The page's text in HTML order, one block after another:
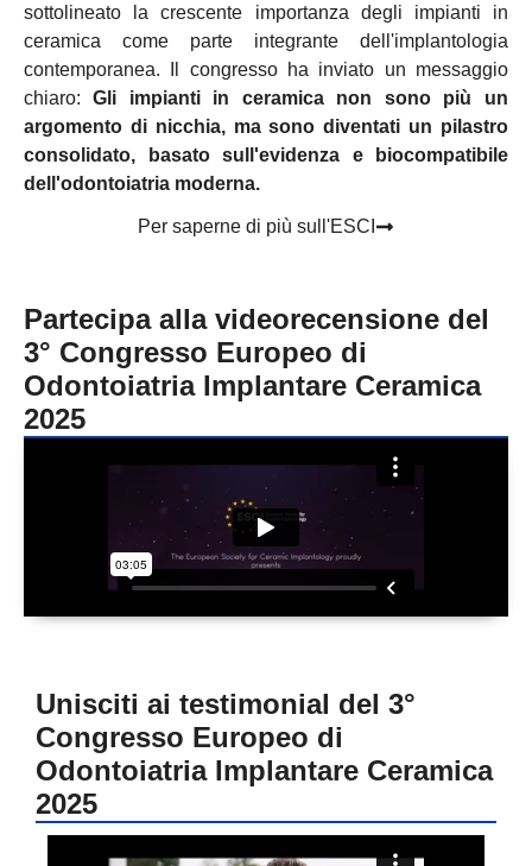
sottolineato la crescente importanza degli impianti in
ceramica come parte integrante dell'implantologia
contemporanea. Il congresso ha inviato un messaggio
chiaro: Gli impianti in ceramica non sono più un
argomento di nicchia, ma sono diventati un pilastro
consolidato, basato sull'evidenza e biocompatibile
dell'odontoiatria moderna.
Per saperne di più sull'ESCI
Partecipa alla videorecensione del
3° Congresso Europeo di
Odontoiatria Implantare Ceramica
2025
Unisciti ai testimonial del 3°
Congresso Europeo di
Odontoiatria Implantare Ceramica
2025